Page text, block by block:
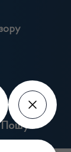
Пошук